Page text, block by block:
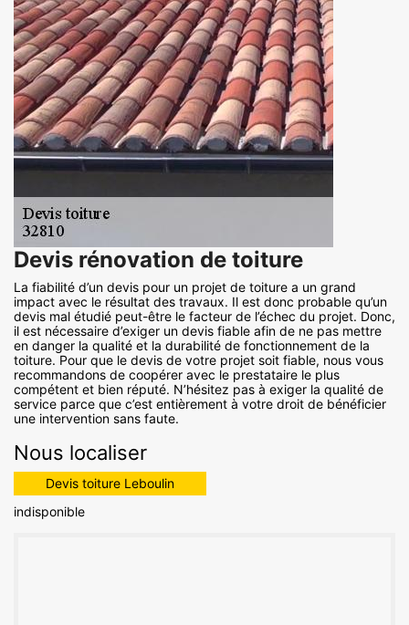
Devis rénovation de toiture
La fiabilité d’un devis pour un projet de toiture a un grand
impact avec le résultat des travaux. Il est donc probable qu’un
devis mal étudié peut-être le facteur de l’échec du projet. Donc,
il est nécessaire d’exiger un devis fiable afin de ne pas mettre
en danger la qualité et la durabilité de fonctionnement de la
toiture. Pour que le devis de votre projet soit fiable, nous vous
recommandons de coopérer avec le prestataire le plus
compétent et bien réputé. N’hésitez pas à exiger la qualité de
service parce que c’est entièrement à votre droit de bénéficier
une intervention sans faute.
Nous localiser
Devis toiture Leboulin
indisponible